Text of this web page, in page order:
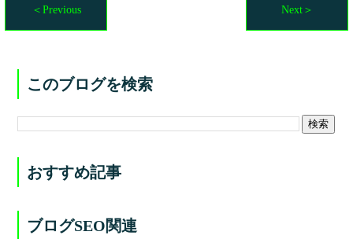
＜Previous Next＞
このブログを検索
おすすめ記事
ブログSEO関連